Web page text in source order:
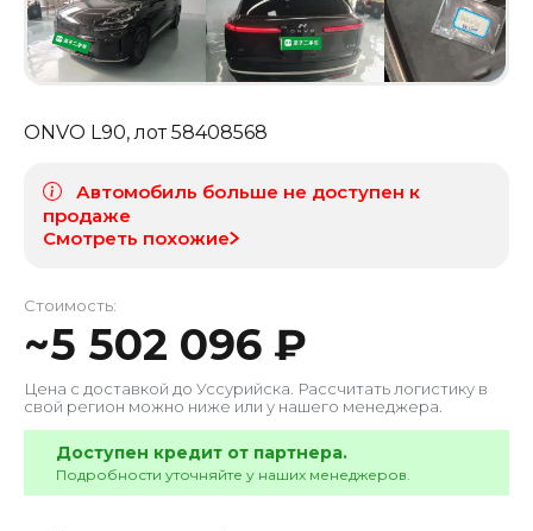
ONVO L90, лот58408568
Автомобиль больше не доступен к
продаже
Смотреть похожие
Стоимость:
~5 502 096 ₽
Цена с доставкой до Уссурийска . Рассчитать логистику в
свой регион можно ниже или у нашего менеджера.
Доступен кредит от партнера.
Подробности уточняйте у наших менеджеров.